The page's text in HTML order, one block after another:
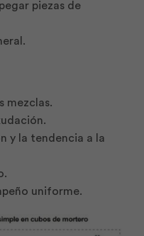
piezas de
mezclas.
y la tendencia a la
uniforme.